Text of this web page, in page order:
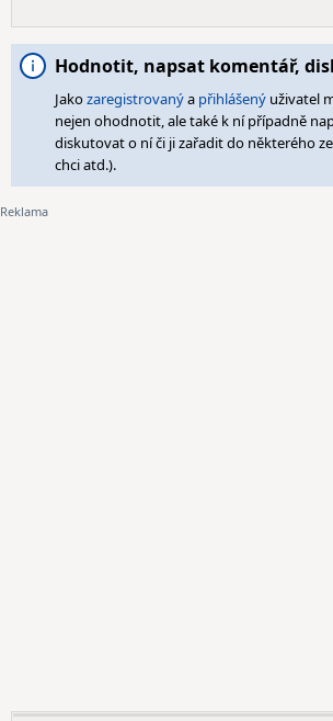
Hodnotit, napsat komentář,
Jakozaregistrovanýa přihlášený uživatel
nejen ohodnotit, ale také k ní případně
diskutovat o ní či ji zařadit do některého
chci atd.).